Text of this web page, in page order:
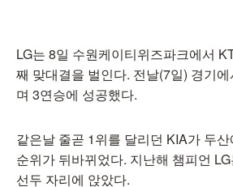
LG는 8일 수원케이티위즈파크에서
째 맞대결을 벌인다. 전날(7일) 경기
며 3연승에 성공했다.
같은날 줄곧 1위를 달리던 KIA가 두
순위가 뒤바뀌었다. 지난해 챔피언
선두 자리에 앉았다.